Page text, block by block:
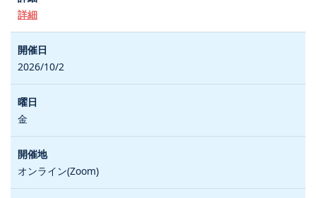
詳細
2026/10/2
金
オンライン(Zoom)